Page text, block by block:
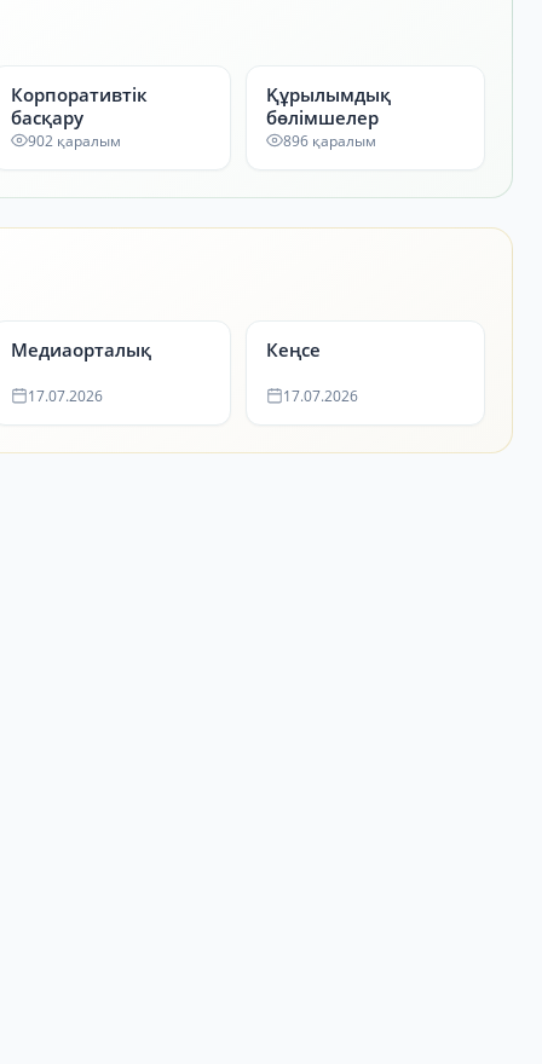
Корпоративтік
басқару
902 қаралым
Құрылымдық
бөлімшелер
896 қаралым
Медиаорталық
17.07.2026
Кеңсе
17.07.2026